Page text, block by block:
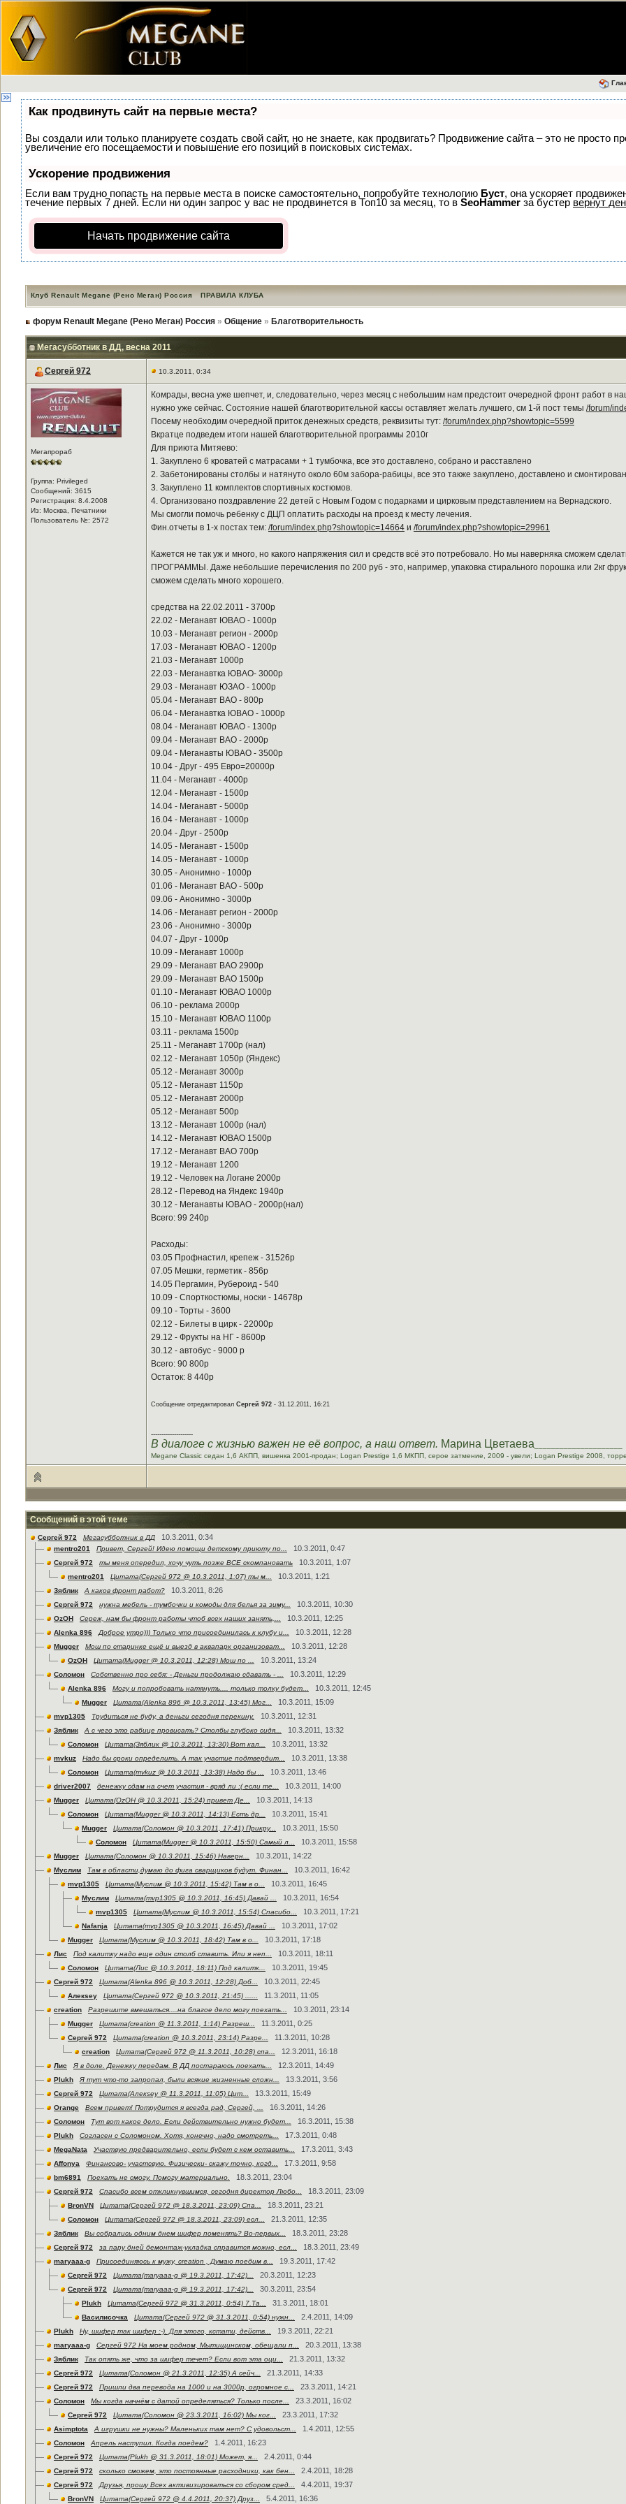
Как продвинуть сайт на первые места?
Вы создали или только планируете создать свой сайт, но не знаете, как продвигать? Продвижение сайта – это не просто
увеличение его посещаемости и повышение его позиций в поисковых системах.
Ускорение продвижения
Если вам трудно попасть на первые места в поиске самостоятельно, попробуйте технологию Буст, она ускоряет
течение первых 7 дней. Если ни один запрос у вас не продвинется в Топ10 за месяц, то в SeoHammer за бустер вернут
Начать продвижение сайта
Клуб Renault Megane (Рено Меган) Россия ПРАВИЛА КЛУБА
форум Renault Megane (Рено Меган) Россия» Общение» Благотворительность
Мегасубботник в ДД, весна 2011
Сергей 972 10.3.2011, 0:34
Мегапрораб
Группа: Privileged
Сообщений: 3615
Регистрация: 8.4.2008
Из: Москва, Печатники
Пользователь №: 2572
Комрады, весна уже шепчет, и, следовательно, через месяц с небольшим нам предстоит очередной фронт работ в
нужно уже сейчас. Состояние нашей благотворительной кассы оставляет желать лучшего, см 1-й пост темы /forum/
Посему необходим очередной приток денежных средств, реквизиты тут: /forum/index.php?showtopic=5599
Вкратце подведем итоги нашей благотворительной программы 2010г
Для приюта Митяево:
1. Закуплено 6 кроватей с матрасами + 1 тумбочка, все это доставлено, собрано и расставлено
2. Забетонированы столбы и натянуто около 60м забора-рабицы, все это также закуплено, доставлено и
3. Закуплено 11 комплектов спортивных костюмов.
4. Организовано поздравление 22 детей с Новым Годом с подарками и цирковым представлением на Вернадского.
Мы смогли помочь ребенку с ДЦП оплатить расходы на проезд к месту лечения.
Фин.отчеты в 1-х постах тем: /forum/index.php?showtopic=14664и /forum/index.php?showtopic=29961
Кажется не так уж и много, но какого напряжения сил и средств всё это потребовало. Но мы наверняка сможем
ПРОГРАММЫ. Даже небольшие перечисления по 200 руб - это, например, упаковка стирального порошка или 2кг
сможем сделать много хорошего.
средства на 22.02.2011 - 3700р
22.02 - Меганавт ЮВАО - 1000р
10.03 - Меганавт регион - 2000р
17.03 - Меганавт ЮВАО - 1200р
21.03 - Меганавт 1000р
22.03 - Меганавтка ЮВАО- 3000р
29.03 - Меганавт ЮЗАО - 1000р
05.04 - Меганавт ВАО - 800р
06.04 - Меганавтка ЮВАО - 1000р
08.04 - Меганавт ЮВАО - 1300р
09.04 - Меганавт ВАО - 2000р
09.04 - Меганавты ЮВАО - 3500р
10.04 - Друг - 495 Евро=20000р
11.04 - Меганавт - 4000р
12.04 - Меганавт - 1500р
14.04 - Меганавт - 5000р
16.04 - Меганавт - 1000р
20.04 - Друг - 2500р
14.05 - Меганавт - 1500р
14.05 - Меганавт - 1000р
30.05 - Анонимно - 1000р
01.06 - Меганавт ВАО - 500р
09.06 - Анонимно - 3000р
14.06 - Меганавт регион - 2000р
23.06 - Анонимно - 3000р
04.07 - Друг - 1000р
10.09 - Меганавт 1000р
29.09 - Меганавт ВАО 2900р
29.09 - Меганавт ВАО 1500р
01.10 - Меганавт ЮВАО 1000р
06.10 - реклама 2000р
15.10 - Меганавт ЮВАО 1100р
03.11 - реклама 1500р
25.11 - Меганавт 1700р (нал)
02.12 - Меганавт 1050р (Яндекс)
05.12 - Меганавт 3000р
05.12 - Меганавт 1150р
05.12 - Меганавт 2000р
05.12 - Меганавт 500р
13.12 - Меганавт 1000р (нал)
14.12 - Меганавт ЮВАО 1500р
17.12 - Меганавт ВАО 700р
19.12 - Меганавт 1200
19.12 - Человек на Логане 2000р
28.12 - Перевод на Яндекс 1940р
30.12 - Меганавты ЮВАО - 2000р(нал)
Всего: 99 240р
Расходы:
03.05 Профнастил, крепеж - 31526р
07.05 Мешки, герметик - 856р
14.05 Пергамин, Рубероид - 540
10.09 - Спорткостюмы, носки - 14678р
09.10 - Торты - 3600
02.12 - Билеты в цирк - 22000р
29.12 - Фрукты на НГ - 8600р
30.12 - автобус - 9000 р
Всего: 90 800р
Остаток: 8 440р
Сообщение отредактировал Сергей 972- 31.12.2011, 16:21
--------------------
В диалоге с жизнью важен не её вопрос, а наш ответ. Марина Цветаева
Megane Classic седан 1,6 АКПП, вишенка 2001-продан; Logan Prestige 1,6 МКПП, серое затмение, 2009 - увели; Logan Prestige 2008,
Сообщений в этой теме
Сергей 972 Мегасубботник в ДД 10.3.2011, 0:34
mentro201 Привет, Сергей! Идею помощи детскому приюту по... 10.3.2011, 0:47
Сергей 972 ты меня опередил, хочу чуть позже ВСЕ скомпановать 10.3.2011, 1:07
mentro201 Цитата(Сергей 972 @ 10.3.2011, 1:07) ты м... 10.3.2011, 1:21
Зяблик А каков фронт работ? 10.3.2011, 8:26
Сергей 972 нужна мебель - тумбочки и комоды для белья за зиму... 10.3.2011, 10:30
OzOH Сереж, нам бы фронт работы чтоб всех наших занять,... 10.3.2011, 12:25
Alenka 896 Доброе утро))) Только что присоединилась к клубу и... 10.3.2011, 12:28
Mugger Мош по старинке ещё и выезд в аквапарк организоват... 10.3.2011, 12:28
OzOH Цитата(Mugger @ 10.3.2011, 12:28) Мош по ... 10.3.2011, 13:24
Соломон Собственно про себя: - Деньги продолжаю сдавать - ... 10.3.2011, 12:29
Alenka 896 Могу и попробовать натянуть.... только толку будет... 10.3.2011, 12:45
Mugger Цитата(Alenka 896 @ 10.3.2011, 13:45) Мог... 10.3.2011, 15:09
mvp1305 Трудиться не буду, а деньги сегодня перекину. 10.3.2011, 12:31
Зяблик А с чего это рабице провисать? Столбы глубоко сидя... 10.3.2011, 13:32
Соломон Цитата(Зяблик @ 10.3.2011, 13:30) Вот кал... 10.3.2011, 13:32
mvkuz Надо бы сроки определить. А так участие подтвердит... 10.3.2011, 13:38
Соломон Цитата(mvkuz @ 10.3.2011, 13:38) Надо бы ... 10.3.2011, 13:46
driver2007 денежку сдам на счет участия - вряд ли :( если те... 10.3.2011, 14:00
Mugger Цитата(OzOH @ 10.3.2011, 15:24) привет Де... 10.3.2011, 14:13
Соломон Цитата(Mugger @ 10.3.2011, 14:13) Есть др... 10.3.2011, 15:41
Mugger Цитата(Соломон @ 10.3.2011, 17:41) Прикру... 10.3.2011, 15:50
Соломон Цитата(Mugger @ 10.3.2011, 15:50) Самый л... 10.3.2011, 15:58
Mugger Цитата(Соломон @ 10.3.2011, 15:46) Наверн... 10.3.2011, 14:22
Муслим Там в области,думаю до фига сварщиков будут. Финан... 10.3.2011, 16:42
mvp1305 Цитата(Муслим @ 10.3.2011, 15:42) Там в о... 10.3.2011, 16:45
Муслим Цитата(mvp1305 @ 10.3.2011, 16:45) Давай ... 10.3.2011, 16:54
mvp1305 Цитата(Муслим @ 10.3.2011, 15:54) Спасибо... 10.3.2011, 17:21
Nafanja Цитата(mvp1305 @ 10.3.2011, 16:45) Давай ... 10.3.2011, 17:02
Mugger Цитата(Муслим @ 10.3.2011, 18:42) Там в о... 10.3.2011, 17:18
Лис Под калитку надо еще один столб ставить. Или я неп... 10.3.2011, 18:11
Соломон Цитата(Лис @ 10.3.2011, 18:11) Под калитк... 10.3.2011, 19:45
Сергей 972 Цитата(Alenka 896 @ 10.3.2011, 12:28) Доб... 10.3.2011, 22:45
Алекsey Цитата(Сергей 972 @ 10.3.2011, 21:45) ...... 11.3.2011, 11:05
creation Разрешите вмешаться....на благое дело могу поехать... 10.3.2011, 23:14
Mugger Цитата(creation @ 11.3.2011, 1:14) Разреш... 11.3.2011, 0:25
Сергей 972 Цитата(creation @ 10.3.2011, 23:14) Разре... 11.3.2011, 10:28
creation Цитата(Сергей 972 @ 11.3.2011, 10:28) спа... 12.3.2011, 16:18
Лис Я в доле. Денежку передам. В ДД постараюсь поехать... 12.3.2011, 14:49
Plukh Я тут что-то запропал, были всякие жизненные сложн... 13.3.2011, 3:56
Сергей 972 Цитата(Алекsey @ 11.3.2011, 11:05) Цит... 13.3.2011, 15:49
Orange Всем привет! Потрудится я всегда рад, Сергей, ... 16.3.2011, 14:26
Соломон Тут вот какое дело. Если действительно нужно будет... 16.3.2011, 15:38
Plukh Согласен с Соломоном. Хотя, конечно, надо смотреть... 17.3.2011, 0:48
MegaNata Участвую предварительно, если будет с кем оставить... 17.3.2011, 3:43
Affonya Финансово- участсвую. Физически- скажу точно, когд... 17.3.2011, 9:58
bm6891 Поехать не смогу. Помогу материально. 18.3.2011, 23:04
Сергей 972 Спасибо всем откликнувшимся, сегодня директор Любо... 18.3.2011, 23:09
BronVN Цитата(Сергей 972 @ 18.3.2011, 23:09) Спа... 18.3.2011, 23:21
Соломон Цитата(Сергей 972 @ 18.3.2011, 23:09) есл... 21.3.2011, 12:35
Зяблик Вы собрались одним днем шифер поменять? Во-первых... 18.3.2011, 23:28
Сергей 972 за пару дней демонтаж-укладка справится можно, есл... 18.3.2011, 23:49
maryaaa-g Присоединяюсь к мужу, creation , Думаю поедим в... 19.3.2011, 17:42
Сергей 972 Цитата(maryaaa-g @ 19.3.2011, 17:42)... 20.3.2011, 12:23
Сергей 972 Цитата(maryaaa-g @ 19.3.2011, 17:42)... 30.3.2011, 23:54
Plukh Цитата(Сергей 972 @ 31.3.2011, 0:54) 7.Та... 31.3.2011, 18:01
Василисочка Цитата(Сергей 972 @ 31.3.2011, 0:54) нужн... 2.4.2011, 14:09
Plukh Ну, шифер так шифер :-). Для этого, кстати, действ... 19.3.2011, 22:21
maryaaa-g Сергей 972 На моем родном, Мытищинском, обещали п... 20.3.2011, 13:38
Зяблик Так опять же, что за шифер течет? Если вот эта оци... 21.3.2011, 13:32
Сергей 972 Цитата(Соломон @ 21.3.2011, 12:35) А сейч... 21.3.2011, 14:33
Сергей 972 Пришли два перевода на 1000 и на 3000р, огромное с... 23.3.2011, 14:21
Соломон Мы когда начнём с датой определяться? Только после... 23.3.2011, 16:02
Сергей 972 Цитата(Соломон @ 23.3.2011, 16:02) Мы ког... 23.3.2011, 17:32
Asimptota А игрушки не нужны? Маленьких там нет? С удовольст... 1.4.2011, 12:55
Соломон Апрель наступил. Когда поедем? 1.4.2011, 16:23
Сергей 972 Цитата(Plukh @ 31.3.2011, 18:01) Может, я... 2.4.2011, 0:44
Сергей 972 сколько сможем, это постоянные расходники, как бен... 2.4.2011, 18:28
Сергей 972 Друзья, прошу Всех активизироваться со сбором сред... 4.4.2011, 19:37
BronVN Цитата(Сергей 972 @ 4.4.2011, 20:37) Друз... 5.4.2011, 16:36